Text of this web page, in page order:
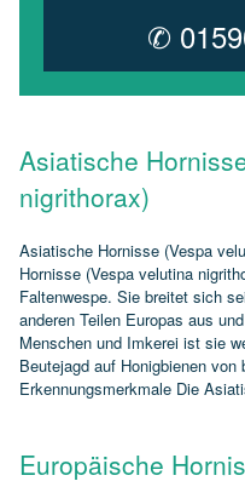
✆
Asiatische
nigrithorax)
Asiatische Hornisse (Vespa
Hornisse (Vespa velutina
Faltenwespe. Sie breitet sich
anderen Teilen Europas aus
Menschen und Imkerei ist sie
Beutejagd auf Honigbienen von
Erkennungsmerkmale Die
Europäische